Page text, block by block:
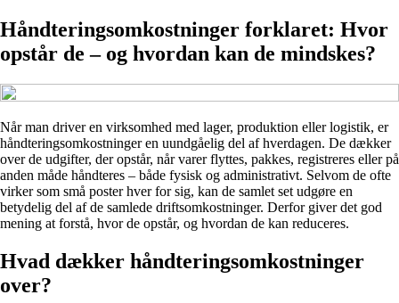
Håndteringsomkostninger forklaret: Hvor
opstår de – og hvordan kan de mindskes?
Når man driver en virksomhed med lager, produktion eller logistik, er
håndteringsomkostninger en uundgåelig del af hverdagen. De dækker
over de udgifter, der opstår, når varer flyttes, pakkes, registreres eller på
anden måde håndteres – både fysisk og administrativt. Selvom de ofte
virker som små poster hver for sig, kan de samlet set udgøre en
betydelig del af de samlede driftsomkostninger. Derfor giver det god
mening at forstå, hvor de opstår, og hvordan de kan reduceres.
Hvad dækker håndteringsomkostninger
over?